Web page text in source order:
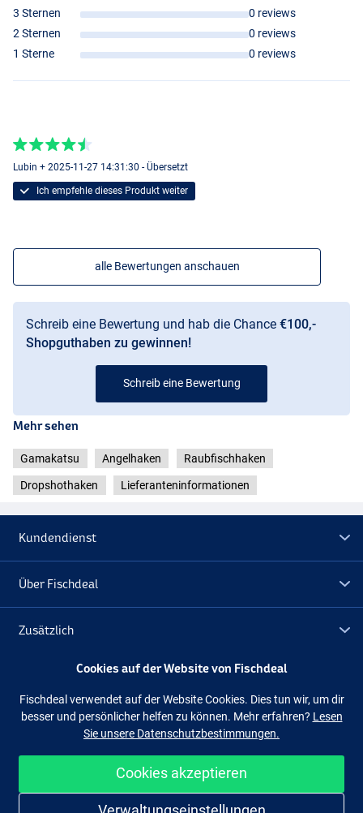
3 Sternen
0 reviews
2 Sternen
0 reviews
1 Sterne
0 reviews
Lubin + 2025-11-27 14:31:30 - Übersetzt
Ich empfehle dieses Produkt weiter
alle Bewertungen anschauen
Schreib eine Bewertung und hab die Chance €100,-
Shopguthaben zu gewinnen!
Schreib eine Bewertung
Mehr sehen
Gamakatsu Angelhaken Raubfischhaken
Dropshothaken Lieferanteninformationen
Kundendienst
Über Fischdeal
Zusätzlich
Lagerräumung
Facebook
Einfach und sicher shoppen
Cookies auf der Website von Fischdeal
Fischdeal verwendet auf der Website Cookies. Dies tun wir, um dir
besser und persönlicher helfen zu können. Mehr erfahren? Lesen
Sie unsere Datenschutzbestimmungen.
Cookies akzeptieren